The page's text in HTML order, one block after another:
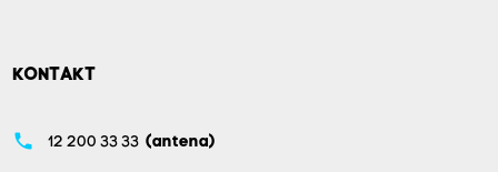
KONTAKT
phone 12 200 33 33 (antena)